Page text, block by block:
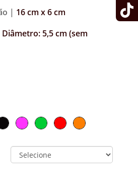
| 16 cm x 6 cm
Diâmetro: 5,5 cm (sem